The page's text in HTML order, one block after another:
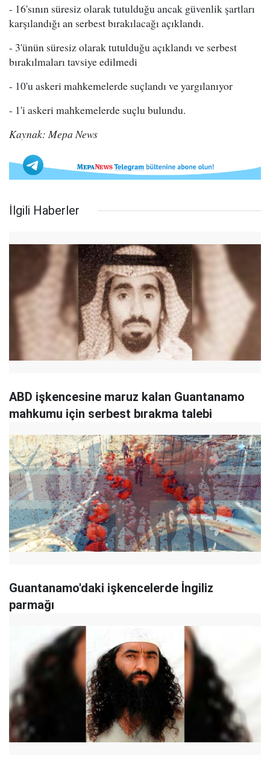
- 16'sının süresiz olarak tutulduğu ancak güvenlik şartları
karşılandığı an serbest bırakılacağı açıklandı.
- 3'ünün süresiz olarak tutulduğu açıklandı ve serbest
bırakılmaları tavsiye edilmedi
- 10'u askeri mahkemelerde suçlandı ve yargılanıyor
- 1'i askeri mahkemelerde suçlu bulundu.
Kaynak: Mepa News
İlgili Haberler
ABD işkencesine maruz kalan Guantanamo
mahkumu için serbest bırakma talebi
Guantanamo'daki işkencelerde İngiliz
parmağı